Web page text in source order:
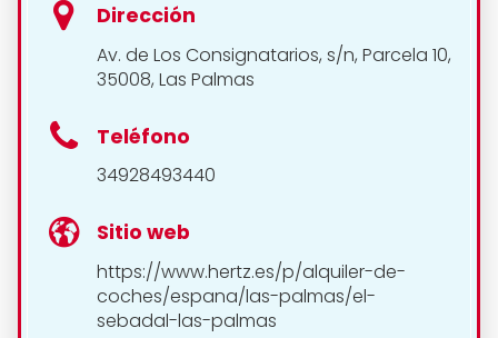
Dirección
Av. de Los Consignatarios, s/n, Parcela 10,
35008, Las Palmas
Teléfono
34928493440
Sitio web
https://www.hertz.es/p/alquiler-de-
coches/espana/las-palmas/el-
sebadal-las-palmas